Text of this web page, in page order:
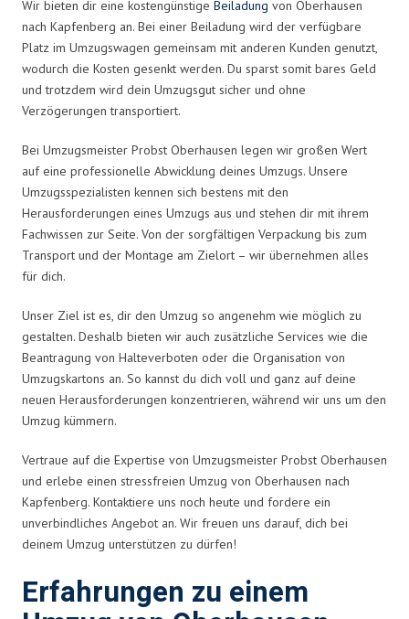
Wir bieten dir eine kostengünstige Beiladung von Oberhausen
nach Kapfenberg an. Bei einer Beiladung wird der verfügbare
Platz im Umzugswagen gemeinsam mit anderen Kunden genutzt,
wodurch die Kosten gesenkt werden. Du sparst somit bares Geld
und trotzdem wird dein Umzugsgut sicher und ohne
Verzögerungen transportiert.
Bei Umzugsmeister Probst Oberhausen legen wir großen Wert
auf eine professionelle Abwicklung deines Umzugs. Unsere
Umzugsspezialisten kennen sich bestens mit den
Herausforderungen eines Umzugs aus und stehen dir mit ihrem
Fachwissen zur Seite. Von der sorgfältigen Verpackung bis zum
Transport und der Montage am Zielort – wir übernehmen alles
für dich.
Unser Ziel ist es, dir den Umzug so angenehm wie möglich zu
gestalten. Deshalb bieten wir auch zusätzliche Services wie die
Beantragung von Halteverboten oder die Organisation von
Umzugskartons an. So kannst du dich voll und ganz auf deine
neuen Herausforderungen konzentrieren, während wir uns um den
Umzug kümmern.
Vertraue auf die Expertise von Umzugsmeister Probst Oberhausen
und erlebe einen stressfreien Umzug von Oberhausen nach
Kapfenberg. Kontaktiere uns noch heute und fordere ein
unverbindliches Angebot an. Wir freuen uns darauf, dich bei
deinem Umzug unterstützen zu dürfen!
Erfahrungen zu einem